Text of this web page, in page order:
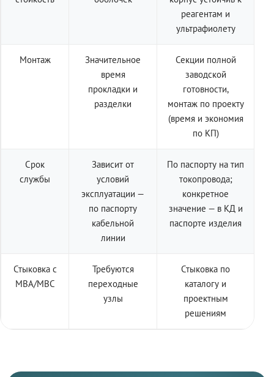
реагентам и
ультрафиолету
Монтаж
Значительное
время
прокладки и
разделки
Секции полной
заводской
готовности,
монтаж по проекту
(время и экономия
по КП)
Срок
службы
Зависит от
условий
эксплуатации —
по паспорту
кабельной
линии
По паспорту на тип
токопровода;
конкретное
значение — в КД и
паспорте изделия
Стыковка с
МВА/МВС
Требуются
переходные
узлы
Стыковка по
каталогу и
проектным
решениям